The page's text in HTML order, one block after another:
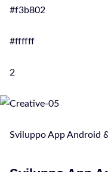
#f3b802
#ffffff
2
Sviluppo App Android